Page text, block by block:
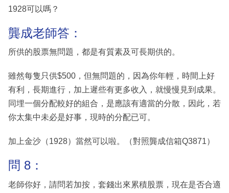
1928可以嗎？
龔成老師答：
所供的股票無問題，都是有質素及可長期供的。
雖然每隻只供$500，但無問題的，因為你年輕，時間上好
有利，長期進行，加上遲些有更多收入，就慢慢見到成果。
同埋一個分配較好的組合，是應該有適當的分散，因此，若
你太集中未必是好事，現時的分配已可。
加上金沙（1928）當然可以啦。（對照龔成信箱Q3871）
問 8：
老師你好，請問若加按，套錢出來累積股票，現在是否合適